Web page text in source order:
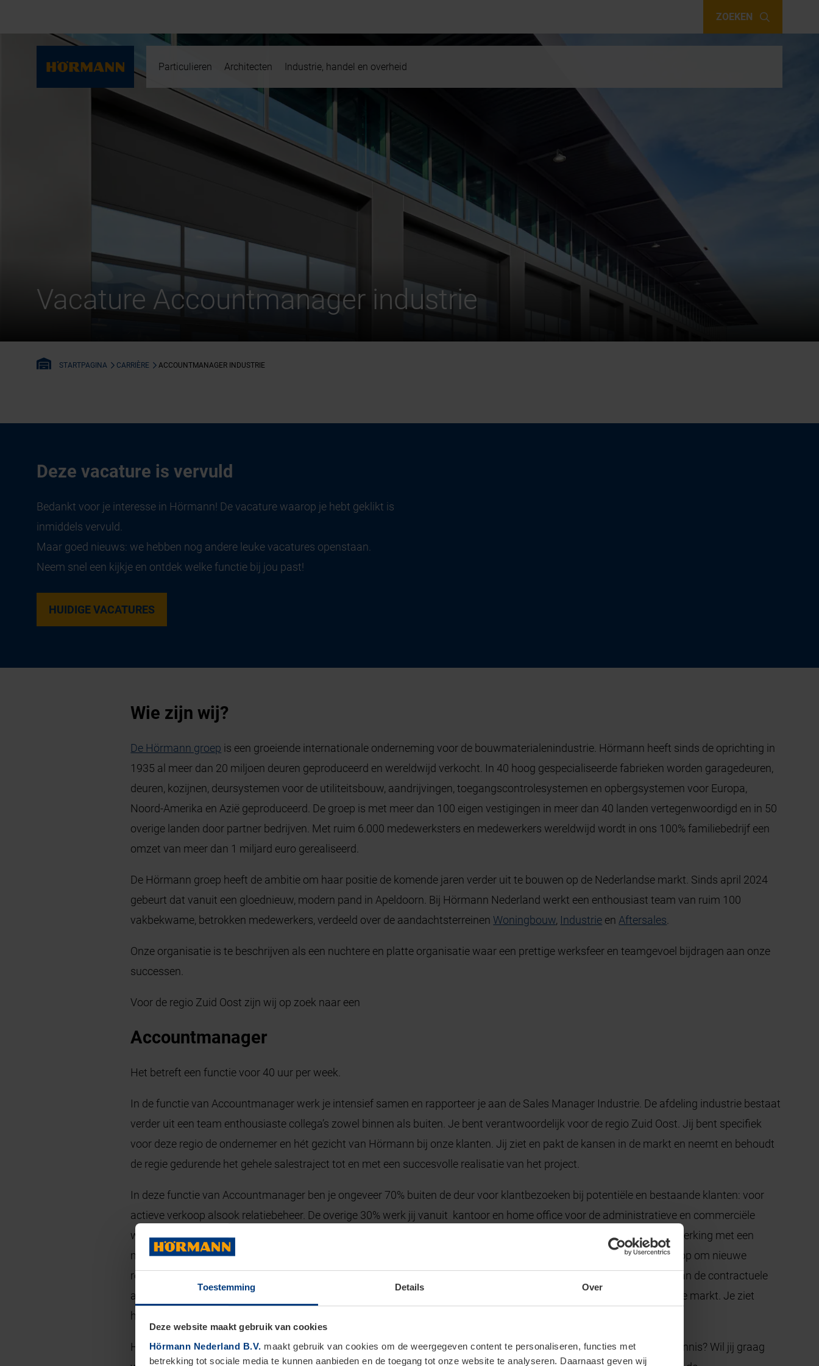
Toestemming Details Over
Deze website maakt gebruik van cookies
Hörmann Nederland B.V. maakt gebruik van cookies om de weergegeven content te personaliseren, functies met
betrekking tot sociale media te kunnen aanbieden en de toegang tot onze website te analyseren. Daarnaast geven wij
ZOEKEN
Particulieren Architecten Industrie, handel en overheid
Vacature Accountmanager industrie
STARTPAGINA CARRIÈRE ACCOUNTMANAGER INDUSTRIE
Deze vacature is vervuld
Bedankt voor je interesse in Hörmann! De vacature waarop je hebt geklikt is
inmiddels vervuld.
Maar goed nieuws: we hebben nog andere leuke vacatures openstaan.
Neem snel een kijkje en ontdek welke functie bij jou past!
HUIDIGE VACATURES
Wie zijn wij?
De Hörmann groep is een groeiende internationale onderneming voor de bouwmaterialenindustrie. Hörmann heeft sinds de oprichting in
1935 al meer dan 20 miljoen deuren geproduceerd en wereldwijd verkocht. In 40 hoog gespecialiseerde fabrieken worden garagedeuren,
deuren, kozijnen, deursystemen voor de utiliteitsbouw, aandrijvingen, toegangscontrolesystemen en opbergsystemen voor Europa,
Noord-Amerika en Azië geproduceerd. De groep is met meer dan 100 eigen vestigingen in meer dan 40 landen vertegenwoordigd en in 50
overige landen door partner bedrijven. Met ruim 6.000 medewerksters en medewerkers wereldwijd wordt in ons 100% familiebedrijf een
omzet van meer dan 1 miljard euro gerealiseerd.
De Hörmann groep heeft de ambitie om haar positie de komende jaren verder uit te bouwen op de Nederlandse markt. Sinds april 2024
gebeurt dat vanuit een gloednieuw, modern pand in Apeldoorn. Bij Hörmann Nederland werkt een enthousiast team van ruim 100
vakbekwame, betrokken medewerkers, verdeeld over de aandachtsterreinen Woningbouw, Industrie en Aftersales
Onze organisatie is te beschrijven als een nuchtere en platte organisatie waar een prettige werksfeer en teamgevoel bijdragen aan onze
successen.
Voor de regio Zuid Oost zijn wij op zoek naar een
Accountmanager
Het betreft een functie voor 40 uur per week.
In de functie van Accountmanager werk je intensief samen en rapporteer je aan de Sales Manager Industrie. De afdeling industrie bestaat
verder uit een team enthousiaste collega’s zowel binnen als buiten. Je bent verantwoordelijk voor de regio Zuid Oost. Jij bent specifiek
voor deze regio de ondernemer en hét gezicht van Hörmann bij onze klanten. Jij ziet en pakt de kansen in de markt en neemt en behoudt
de regie gedurende het gehele salestraject tot en met een succesvolle realisatie van het project.
In deze functie van Accountmanager ben je ongeveer 70% buiten de deur voor klantbezoeken bij potentiële en bestaande klanten: voor
actieve verkoop alsook relatiebeheer. De overige 30% werk jij vanuit kantoor en home office voor de administratieve en commerciële
werkzaamheden, overleg met de fabrieken en het voorbereiden en opvolgen van de klantbezoeken in nauwe samenwerking met een
medewerker van de binnendienst. Je gaat op basis van je salesplan van het rayon zelfstandig en proactief de markt op om nieuwe
relaties aan te gaan en bestaande relaties uit te breiden. Je bent verantwoordelijk voor het vastleggen en uitvoeren van de contractuele
afspraken met klanten. Tevens houd je de trends nauwlettend in de gaten en weet jij als geen ander wat er speelt in de markt. Je ziet
hierdoor kansen en door jouw kennis en ervaring weet jij de klanten passend advies te geven.
Heb jij een ondernemersmentaliteit en een aantal jaren succesvolle commerciële ervaring en passende technische kennis? Wil jij graag